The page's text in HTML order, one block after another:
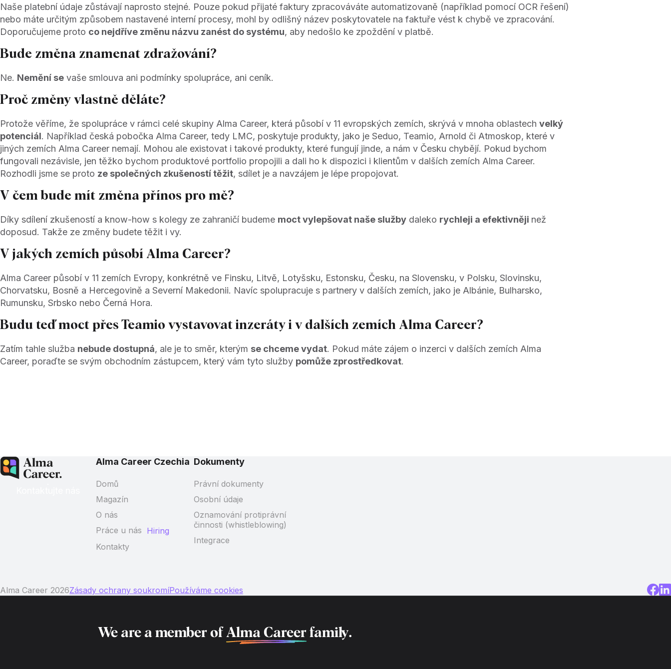
Naše platební údaje zůstávají naprosto stejné. Pouze pokud přijaté faktury zpracováváte automatizovaně (například pomocí OCR řešení)
nebo máte určitým způsobem nastavené interní procesy, mohl by odlišný název poskytovatele na faktuře vést k chybě ve zpracování.
Doporučujeme proto co nejdříve změnu názvu zanést do systému, aby nedošlo ke zpoždění v platbě.
Bude změna znamenat zdražování?
Ne. Nemění se vaše smlouva ani podmínky spolupráce, ani ceník.
Proč změny vlastně děláte?
Protože věříme, že spolupráce v rámci celé skupiny Alma Career, která působí v 11 evropských zemích, skrývá v mnoha oblastech velký
potenciál. Například česká pobočka Alma Career, tedy LMC, poskytuje produkty, jako je Seduo, Teamio, Arnold či Atmoskop, které v
jiných zemích Alma Career nemají. Mohou ale existovat i takové produkty, které fungují jinde, a nám v Česku chybějí. Pokud bychom
fungovali nezávisle, jen těžko bychom produktové portfolio propojili a dali ho k dispozici i klientům v dalších zemích Alma Career.
Rozhodli jsme se proto ze společných zkušeností těžit, sdílet je a navzájem je lépe propojovat.
V čem bude mít změna přínos pro mě?
Díky sdílení zkušeností a know-how s kolegy ze zahraničí budeme moct vylepšovat naše služby daleko rychleji a efektivněji než
doposud. Takže ze změny budete těžit i vy.
V jakých zemích působí Alma Career?
Alma Career působí v 11 zemích Evropy, konkrétně ve Finsku, Litvě, Lotyšsku, Estonsku, Česku, na Slovensku, v Polsku, Slovinsku,
Chorvatsku, Bosně a Hercegovině a Severní Makedonii. Navíc spolupracuje s partnery v dalších zemích, jako je Albánie, Bulharsko,
Rumunsku, Srbsko nebo Černá Hora.
Budu teď moct přes Teamio vystavovat inzeráty i v dalších zemích Alma Career?
Zatím tahle služba nebude dostupná, ale je to směr, kterým se chceme vydat. Pokud máte zájem o inzerci v dalších zemích Alma
Career, poraďte se svým obchodním zástupcem, který vám tyto služby pomůže zprostředkovat.
Alma Career Czechia
Domů
Magazín
O nás
Práce u nás Hiring
Kontakty
Dokumenty
Právní dokumenty
Osobní údaje
Oznamování protiprávní
činnosti (whistleblowing)
Integrace
Alma Career 2026Zásady ochrany soukromíPoužíváme cookies
We are a member of Alma Careerfamily.